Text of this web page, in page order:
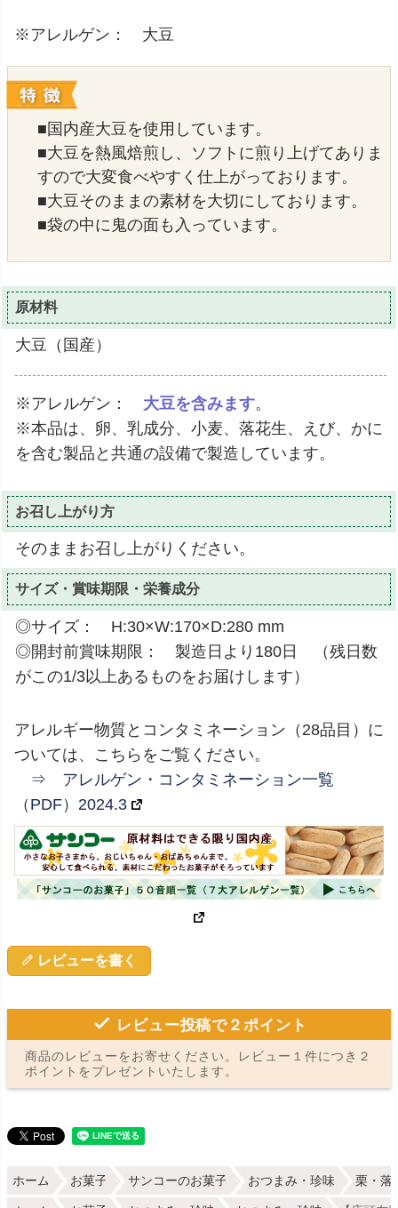
※アレルゲン： 大豆
■国内産大豆を使用しています。
■大豆を熱風焙煎し、ソフトに煎り上げてありま
すので大変食べやすく仕上がっております。
■大豆そのままの素材を大切にしております。
■袋の中に鬼の面も入っています。
原材料
大豆（国産）
※アレルゲン： 大豆を含みます。
※本品は、卵、乳成分、小麦、落花生、えび、かに
を含む製品と共通の設備で製造しています。
お召し上がり方
そのままお召し上がりください。
サイズ・賞味期限・栄養成分
◎サイズ： H:30×W:170×D:280 mm
◎開封前賞味期限： 製造日より180日 （残日数
がこの1/3以上あるものをお届けします）
アレルギー物質とコンタミネーション（28品目）に
ついては、こちらをご覧ください。
⇒ アレルゲン・コンタミネーション一覧
（PDF）2024.3
レビューを書く
レビュー投稿で２ポイント
商品のレビューをお寄せください。レビュー１件につき２
ポイントをプレゼントいたします。
ホーム お菓子 サンコーのお菓子 おつまみ・珍味 栗・落